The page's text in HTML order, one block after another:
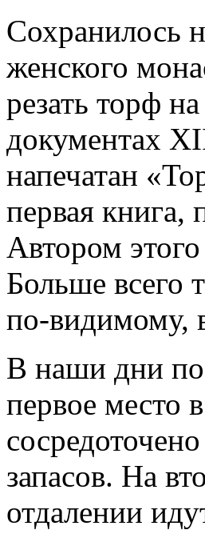
Сохранилось
женского
резать торф
документах
напечатан
первая книга,
Автором
Больше всего
по-видимому,
В наши дни по
первое место
запасов. На
отдалении